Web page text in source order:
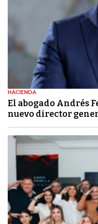
HACIENDA
El abogado Andrés
nuevo director